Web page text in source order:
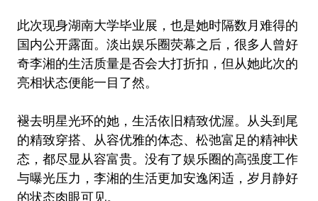
此次现身湖南大学毕业展，也是她时隔数月难得的
国内公开露面。淡出娱乐圈荧幕之后，很多人曾好
奇李湘的生活质量是否会大打折扣，但从她此次的
亮相状态便能一目了然。
褪去明星光环的她，生活依旧精致优渥。从头到尾
的精致穿搭、从容优雅的体态、松弛富足的精神状
态，都尽显从容富贵。没有了娱乐圈的高强度工作
与曝光压力，李湘的生活更加安逸闲适，岁月静好
的状态肉眼可见。